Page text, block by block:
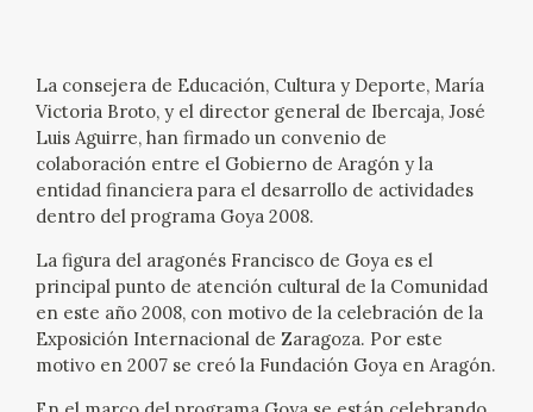
ACTIVIDADES
ACTUALIDAD
SALA DE PRENSA
BLOG CUADERNO ITALIANO
FRANCISCO DE GOYA
BIOGRAFÍA
La consejera de Educación, Cultura y Deporte, María
Victoria Broto, y el director general de Ibercaja, José
Luis Aguirre, han firmado un convenio de
colaboración entre el Gobierno de Aragón y la
entidad financiera para el desarrollo de actividades
dentro del programa Goya 2008.
La figura del aragonés Francisco de Goya es el
principal punto de atención cultural de la Comunidad
en este año 2008, con motivo de la celebración de la
Exposición Internacional de Zaragoza. Por este
motivo en 2007 se creó la Fundación Goya en Aragón.